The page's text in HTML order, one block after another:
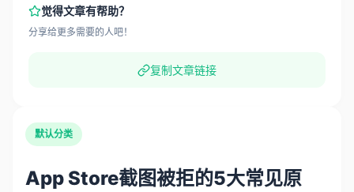
觉得文章有帮助？
分享给更多需要的人吧！
复制文章链接
默认分类
App Store截图被拒的5大常见原